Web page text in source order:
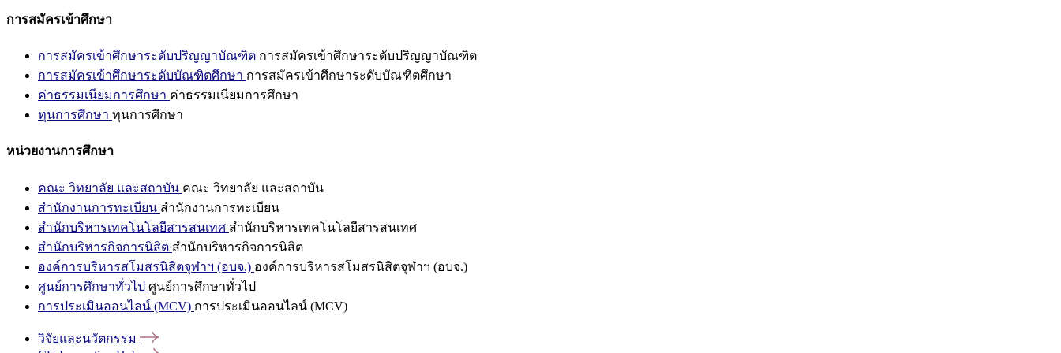
การสมัครเข้าศึกษา
การสมัครเข้าศึกษาระดับปริญญาบัณฑิต การสมัครเข้าศึกษาระดับปริญญาบัณฑิต
การสมัครเข้าศึกษาระดับบัณฑิตศึกษา การสมัครเข้าศึกษาระดับบัณฑิตศึกษา
ค่าธรรมเนียมการศึกษา ค่าธรรมเนียมการศึกษา
ทุนการศึกษา ทุนการศึกษา
หน่วยงานการศึกษา
คณะ วิทยาลัย และสถาบัน คณะ วิทยาลัย และสถาบัน
สำนักงานการทะเบียน สำนักงานการทะเบียน
สำนักบริหารเทคโนโลยีสารสนเทศ สำนักบริหารเทคโนโลยีสารสนเทศ
สำนักบริหารกิจการนิสิต สำนักบริหารกิจการนิสิต
องค์การบริหารสโมสรนิสิตจุฬาฯ (อบจ.) องค์การบริหารสโมสรนิสิตจุฬาฯ (อบจ.)
ศูนย์การศึกษาทั่วไป ศูนย์การศึกษาทั่วไป
การประเมินออนไลน์ (MCV) การประเมินออนไลน์ (MCV)
วิจัยและนวัตกรรม